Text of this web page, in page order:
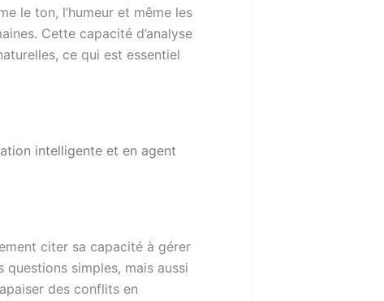
le ton, l’humeur et même les
Cette capacité d’analyse
ce qui est essentiel
intelligente et en agent
citer sa capacité à gérer
simples, mais aussi
des conflits en